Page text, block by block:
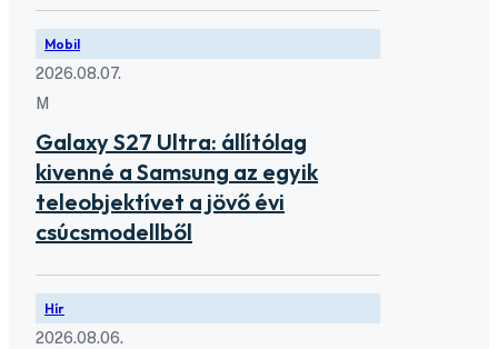
Mobil
2026.08.07.
M
Galaxy S27 Ultra: állítólag
kivenné a Samsung az egyik
teleobjektívet a jövő évi
csúcsmodellből
Hír
2026.08.06.